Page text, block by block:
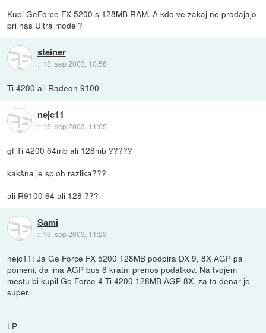
Kupi GeForce FX 5200 s 128MB RAM. A kdo ve zakaj ne prodajajo
pri nas Ultra model?
steiner
:: 13. sep 2003, 10:58
Ti 4200 ali Radeon 9100
nejc11
:: 13. sep 2003, 11:05
gf Ti 4200 64mb ali 128mb ?????
kakšna je sploh razlika???
ali R9100 64 ali 128 ???
Sami
:: 13. sep 2003, 11:23
nejc11: Ja Ge Force FX 5200 128MB podpira DX 9, 8X AGP pa
pomeni, da ima AGP bus 8 kratni prenos podatkov. Na tvojem
mestu bi kupil Ge Force 4 Ti 4200 128MB AGP 8X, za ta denar je
super.
LP